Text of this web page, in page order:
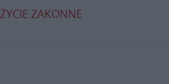
ŻYCIE ZAKONNE